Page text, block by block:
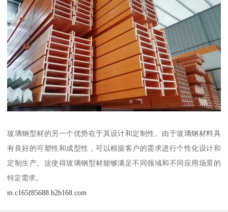
玻璃钢型材的另一个优势在于其设计和定制性。由于玻璃钢材料具
有良好的可塑性和成型性，可以根据客户的需求进行个性化设计和
定制生产。这使得玻璃钢型材能够满足不同领域和不同应用场景的
特定需求。
m.c165f85688.b2b168.com